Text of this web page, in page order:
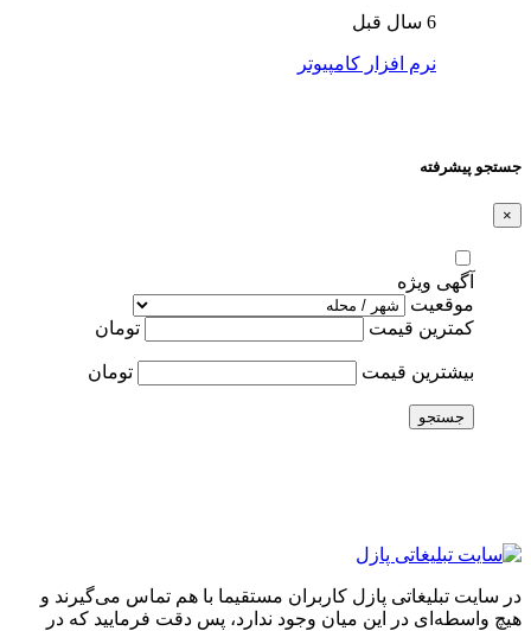
6 سال قبل
نرم افزار کامپیوتر
جستجو پیشرفته
×
آگهی ویژه
موقعیت
کمترین قیمت
تومان
بیشترین قیمت تومان
جستجو
در سایت تبلیغاتی پازل کاربران مستقیما با هم تماس می‌گیرند و
هیچ واسطه‌ای در این میان وجود ندارد، پس دقت فرمایید که در